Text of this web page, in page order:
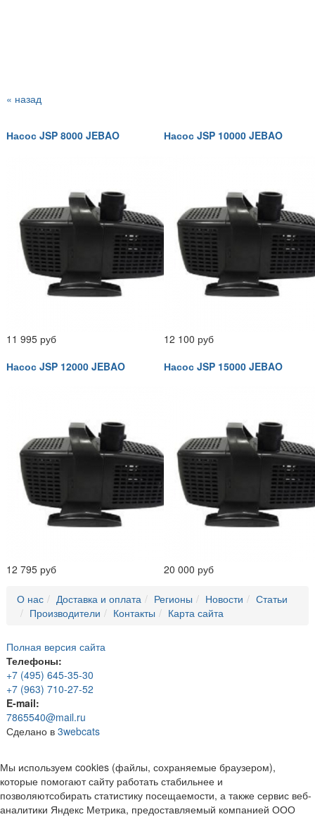
« назад
Насос JSP 8000 JEBAO
11 995 руб
Насос JSP 10000 JEBAO
12 100 руб
Насос JSP 12000 JEBAO
12 795 руб
Насос JSP 15000 JEBAO
20 000 руб
О нас Доставка и оплата Регионы Новости
Статьи
Производители
Контакты Карта сайта
Полная версия сайта
Телефоны:
+7 (495) 645-35-30
+7 (963) 710-27-52
E-mail:
7865540@mail.ru
Сделано в 3webcats
Мы используем cookies (файлы, сохраняемые браузером),
которые помогают сайту работать стабильнее и
позволяютсобирать статистику посещаемости, а также сервис веб-
аналитики Яндекс Метрика, предоставляемый компанией ООО